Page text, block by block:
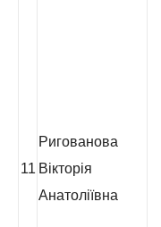
11
Ригованова
Вікторія
Анатоліївна